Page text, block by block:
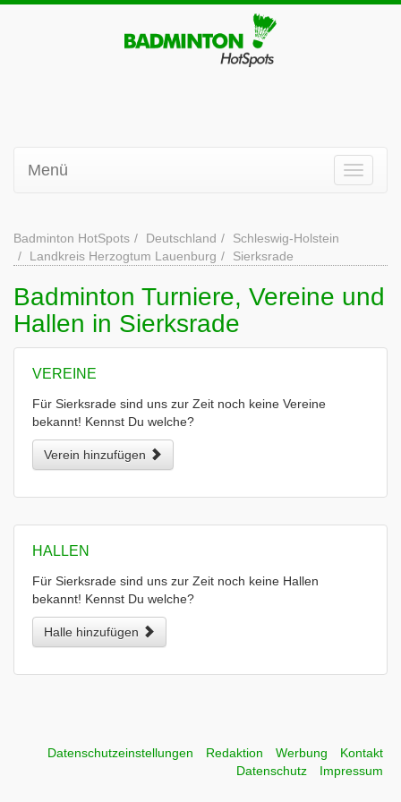
Menü
Badminton HotSpots Deutschland
Schleswig-Holstein
Landkreis Herzogtum Lauenburg
Sierksrade
Badminton Turniere, Vereine und
Hallen in Sierksrade
VEREINE
Für Sierksrade sind uns zur Zeit noch keine Vereine
bekannt! Kennst Du welche?
Verein hinzufügen
HALLEN
Für Sierksrade sind uns zur Zeit noch keine Hallen
bekannt! Kennst Du welche?
Halle hinzufügen
Datenschutzeinstellungen Redaktion Werbung
Kontakt
Datenschutz
Impressum